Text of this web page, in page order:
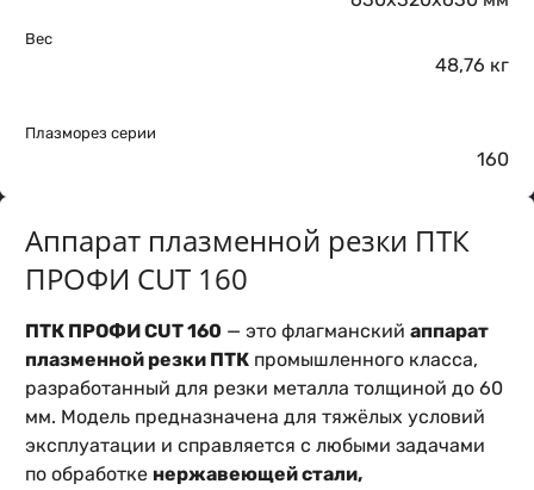
Вес
48,76 кг
Плазморез серии
160
Аппарат плазменной резки ПТК
ПРОФИ CUT 160
ПТК ПРОФИ CUT 160 — это флагманский аппарат
плазменной резки ПТК промышленного класса,
разработанный для резки металла толщиной до 60
мм. Модель предназначена для тяжёлых условий
эксплуатации и справляется с любыми задачами
по обработке нержавеющей стали,